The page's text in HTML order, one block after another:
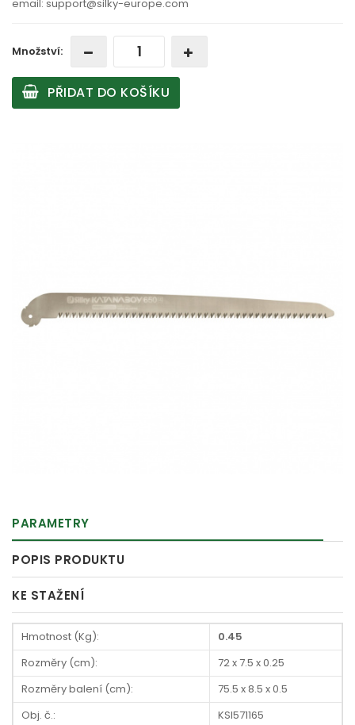
email: support@silky-europe.com
Množství:
PŘIDAT DO KOŠÍKU
PARAMETRY
POPIS PRODUKTU
KE STAŽENÍ
Hmotnost (Kg):
0.45
Rozměry (cm):
72 x 7.5 x 0.25
Rozměry balení (cm):
75.5 x 8.5 x 0.5
Obj. č.:
KSI571165